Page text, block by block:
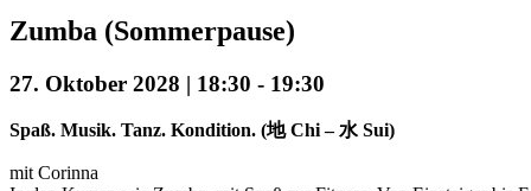
Zumba (Sommerpause)
27. Oktober 2028 | 18:30 - 19:30
Spaß. Musik. Tanz. Kondition. (地 Chi – 水 Sui)
mit Corinna